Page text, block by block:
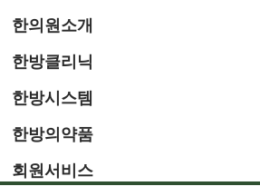
한의원소개
한방클리닉
한방시스템
한방의약품
회원서비스